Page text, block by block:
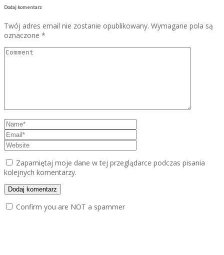
Dodaj komentarz
Twój adres email nie zostanie opublikowany. Wymagane pola są
oznaczone *
Zapamiętaj moje dane w tej przeglądarce podczas pisania
kolejnych komentarzy.
Confirm you are NOT a spammer